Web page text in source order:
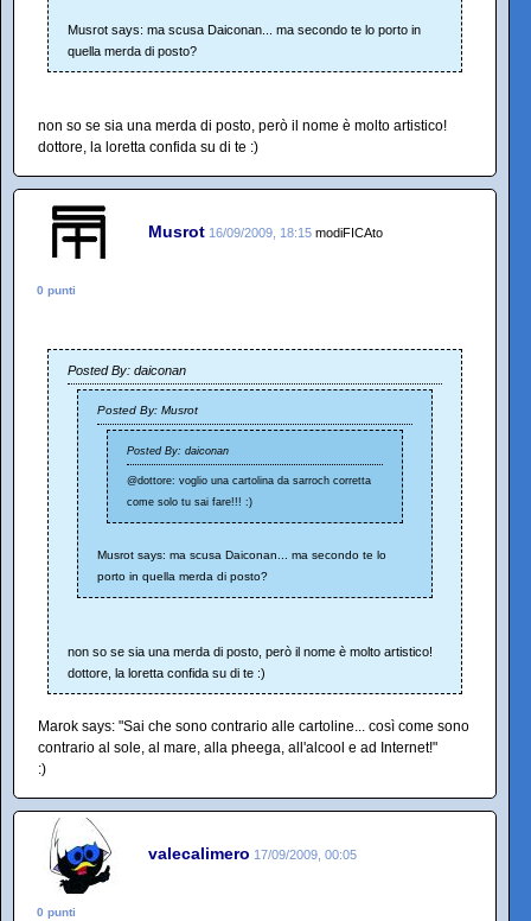
Musrot says: ma scusa Daiconan... ma secondo te lo porto in
quella merda di posto?
non so se sia una merda di posto, però il nome è molto artistico!
dottore, la loretta confida su di te :)
Musrot 16/09/2009, 18:15 modiFICAto
0 punti
Posted By: daiconan
Posted By: Musrot
Posted By: daiconan
@dottore: voglio una cartolina da sarroch corretta
come solo tu sai fare!!! :)
Musrot says: ma scusa Daiconan... ma secondo te lo
porto in quella merda di posto?
non so se sia una merda di posto, però il nome è molto artistico!
dottore, la loretta confida su di te :)
Marok says: "Sai che sono contrario alle cartoline... così come sono
contrario al sole, al mare, alla pheega, all'alcool e ad Internet!"
:)
valecalimero 17/09/2009, 00:05
0 punti